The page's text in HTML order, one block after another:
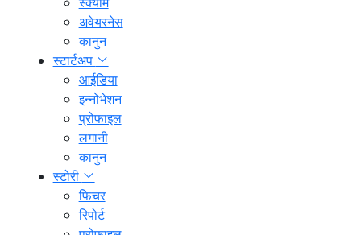
अवेयरनेस
कानुन
स्टार्टअप
आईडिया
इन्नोभेशन
प्रोफाइल
लगानी
कानुन
स्टोरी
फिचर
रिपोर्ट